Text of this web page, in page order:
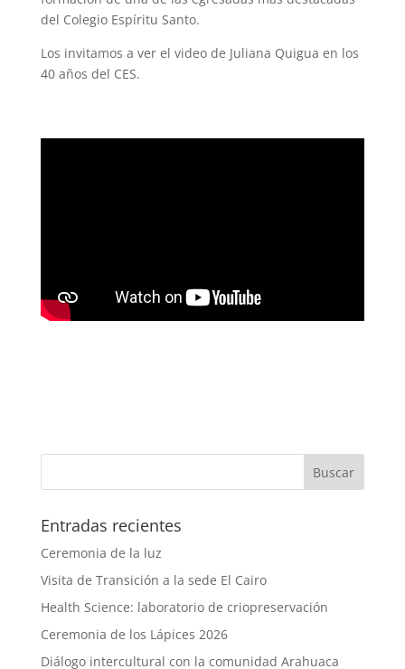
del Colegio Espíritu Santo.
Los invitamos a ver el video de Juliana Quigua en los
40 años del CES.
Entradas recientes
Ceremonia de la luz
Visita de Transición a la sede El Cairo
Health Science: laboratorio de criopreservación
Ceremonia de los Lápices 2026
Diálogo intercultural con la comunidad Arahuaca